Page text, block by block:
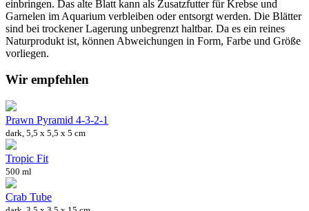
einbringen. Das alte Blatt kann als Zusatzfutter für Krebse und
Garnelen im Aquarium verbleiben oder entsorgt werden. Die Blätter
sind bei trockener Lagerung unbegrenzt haltbar. Da es ein reines
Naturprodukt ist, können Abweichungen in Form, Farbe und Größe
vorliegen.
Wir empfehlen
Prawn Pyramid 4-3-2-1
dark, 5,5 x 5,5 x 5 cm
Tropic Fit
500 ml
Crab Tube